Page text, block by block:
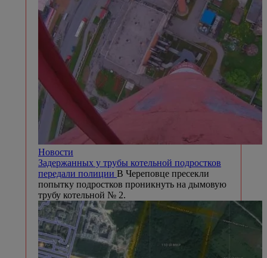
Новости
Задержанных у трубы котельной подростков
передали полиции В Череповце пресекли
попытку подростков проникнуть на дымовую
трубу котельной № 2.